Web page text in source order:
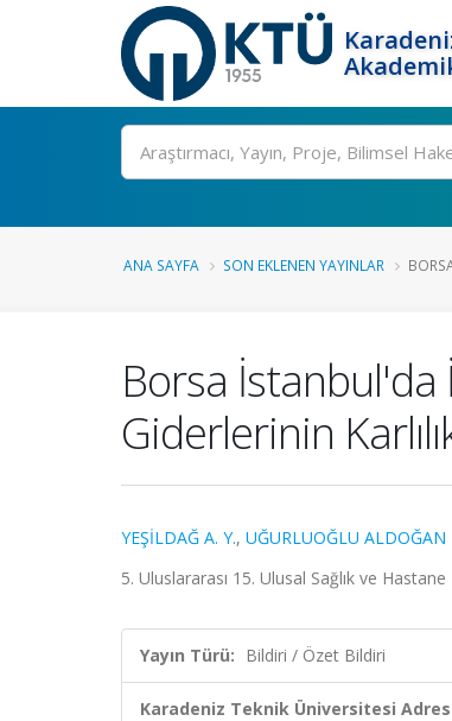
Ara
ANA SAYFA SON EKLENEN YAYINLAR
Borsa İstanbul'da
Giderlerinin
YEŞİLDAĞ A. Y., UĞURLUOĞLU ALDOĞAN
5. Uluslararası 15. Ulusal Sağlık ve
Yayın Türü: Bildiri / Özet Bildiri
Karadeniz Teknik Üniversitesi